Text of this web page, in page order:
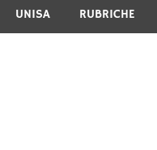
UNISA RUBRICHE